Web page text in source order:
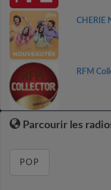
CHERIE
RFM
Parcourir les
POP